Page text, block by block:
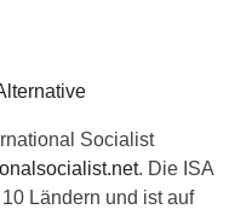
Socialist
. Die ISA
Ländern und ist auf